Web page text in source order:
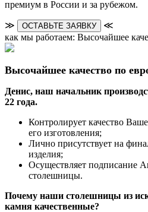
премиум в России и за рубежом.
≫ ОСТАВЬТЕ ЗАЯВКУ
≪
как мы работаем: Высочайшее
Высочайшее качество по
Денис, наш начальник
22 года.
Контролирует качество
его изготовления;
Лично присутствует на
изделия;
Осуществляет подписание
столешницы.
Почему наши столешницы из
камня качественные?